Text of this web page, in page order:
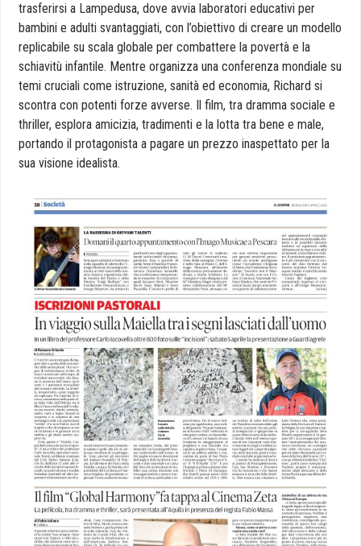
trasferirsi a Lampedusa, dove avvia laboratori educativi per
bambini e adulti svantaggiati, con l’obiettivo di creare un modello
replicabile su scala globale per combattere la povertà e la
schiavitù infantile. Mentre organizza una conferenza mondiale su
temi cruciali come istruzione, sanità ed economia, Richard si
scontra con potenti forze avverse. Il film, tra dramma sociale e
thriller, esplora amicizia, tradimenti e la lotta tra bene e male,
portando il protagonista a pagare un prezzo inaspettato per la
sua visione idealista.